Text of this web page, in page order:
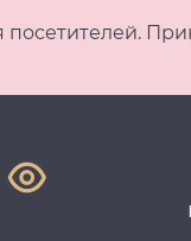
посетителей.